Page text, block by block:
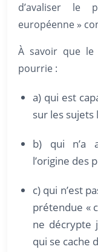
d’avaliser le
européenne »
À savoir que le
pourrie :
a) qui est
sur les
b) qui n’a
l’origine des
c) qui n’est
prétendue «
ne décrypte
qui se cache